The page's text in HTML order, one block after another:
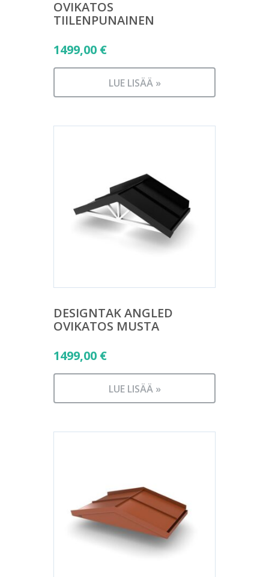
OVIKATOS
TIILENPUNAINEN
1499,00 €
LUE LISÄÄ »
DESIGNTAK ANGLED
OVIKATOS MUSTA
1499,00 €
LUE LISÄÄ »